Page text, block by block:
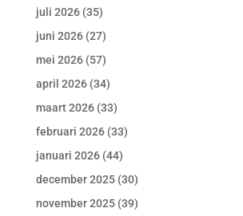
juli 2026(35)
juni 2026(27)
mei 2026(57)
april 2026(34)
maart 2026(33)
februari 2026(33)
januari 2026(44)
december 2025(30)
november 2025(39)